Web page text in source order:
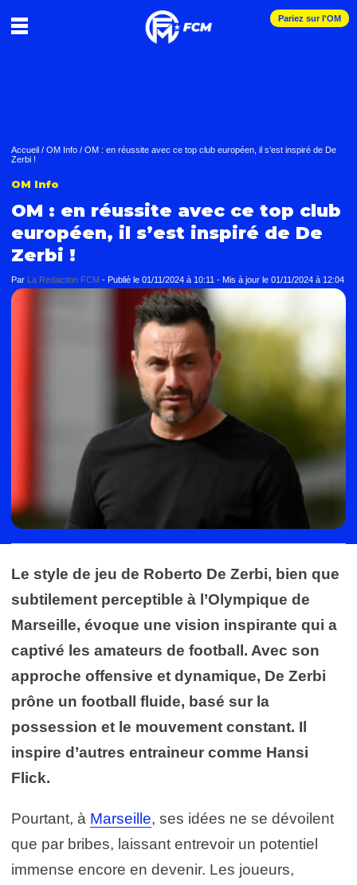
Pariez sur l'OM
Accueil / OM Info / OM : en réussite avec ce top club européen, il s’est inspiré de De
Zerbi !
OM Info
OM : en réussite avec ce top club
européen, il s’est inspiré de De
Zerbi !
Par La Redaction FCM - Publié le 01/11/2024 à 10:11 - Mis à jour le 01/11/2024 à 12:04
Le style de jeu de Roberto De Zerbi, bien que
subtilement perceptible à l’Olympique de
Marseille, évoque une vision inspirante qui a
captivé les amateurs de football. Avec son
approche offensive et dynamique, De Zerbi
prône un football fluide, basé sur la
possession et le mouvement constant. Il
inspire d’autres entraineur comme Hansi
Flick.
Pourtant, à Marseille, ses idées ne se dévoilent
que par bribes, laissant entrevoir un potentiel
immense encore en devenir. Les joueurs,